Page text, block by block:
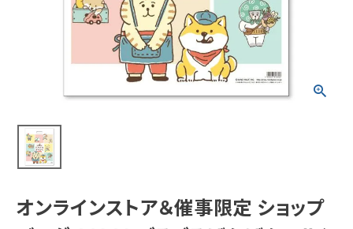
人気商品から探す
モチーフから探す
キャラクターから探す
アイテムから探す
オンラインストア＆催事限定 ショップ